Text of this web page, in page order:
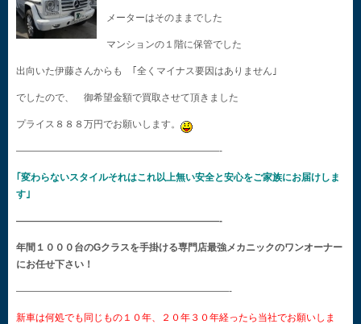
メーターはそのままでした
マンションの１階に保管でした
出向いた伊藤さんからも ｢全くマイナス要因はありません｣
でしたので、 御希望金額で買取させて頂きました
プライス８８８万円でお願いします。
—————————————————————-
｢変わらないスタイルそれはこれ以上無い安全と安心をご家族にお届けしま
す｣
—————————————————————-
年間１０００台のGクラスを手掛ける専門店最強メカニックのワンオーナー
にお任せ下さい！
——————————————————————-
新車は何処でも同じもの１０年、２０年３０年経ったら当社でお願いしま